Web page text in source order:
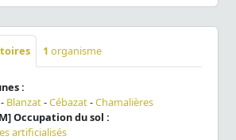
1 organisme
:
- Blanzat-Cébazat-Chamalières
Occupation du sol :
artificialisés